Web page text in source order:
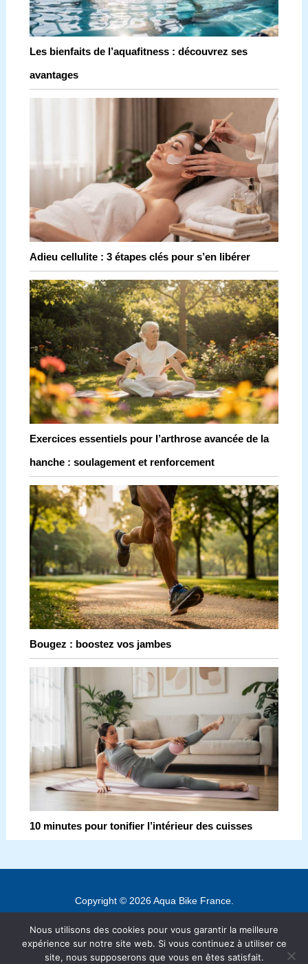
Les bienfaits de l’aquafitness : découvrez ses
avantages
Adieu cellulite : 3 étapes clés pour s’en libérer
Exercices essentiels pour l’arthrose avancée de la
hanche : soulagement et renforcement
Bougez : boostez vos jambes
10 minutes pour tonifier l’intérieur des cuisses
Copyright © 2026 Aqua Bike France.
Contact
Mentions légales
Politique de confidentialité
Nous utilisons des cookies pour vous garantir la meilleure
expérience sur notre site web. Si vous continuez à utiliser ce
site, nous supposerons que vous en êtes satisfait.